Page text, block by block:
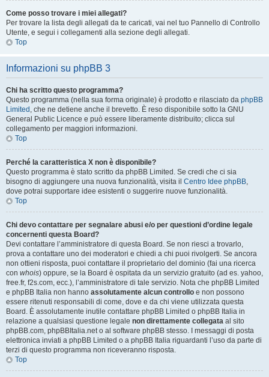
Come posso trovare i miei allegati?
Per trovare la lista degli allegati da te caricati, vai nel tuo Pannello di Controllo
Utente, e segui i collegamenti alla sezione degli allegati.
Top
Informazioni su phpBB 3
Chi ha scritto questo programma?
Questo programma (nella sua forma originale) è prodotto e rilasciato da phpBB
Limited , che ne detiene anche il brevetto. È reso disponibile sotto la GNU
General Public Licence e può essere liberamente distribuito; clicca sul
collegamento per maggiori informazioni.
Top
Perché la caratteristica X non è disponibile?
Questo programma è stato scritto da phpBB Limited. Se credi che ci sia
bisogno di aggiungere una nuova funzionalità, visita il Centro Idee phpBB,
dove potrai supportare idee esistenti o suggerire nuove funzionalità.
Top
Chi devo contattare per segnalare abusi e/o per questioni d’ordine legale
concernenti questa Board?
Devi contattare l’amministratore di questa Board. Se non riesci a trovarlo,
prova a contattare uno dei moderatori e chiedi a chi puoi rivolgerti. Se ancora
non ottieni risposta, puoi contattare il proprietario del dominio (fai una ricerca
con whois) oppure, se la Board è ospitata da un servizio gratuito (ad es. yahoo,
free.fr, f2s.com, ecc.), l’amministratore di tale servizio. Nota che phpBB Limited
e phpBB Italia non hanno assolutamente alcun controllo e non possono
essere ritenuti responsabili di come, dove e da chi viene utilizzata questa
Board. È assolutamente inutile contattare phpBB Limited o phpBB Italia in
relazione a qualsiasi questione legale non direttamente collegata al sito
phpBB.com, phpBBItalia.net o al software phpBB stesso. I messaggi di posta
elettronica inviati a phpBB Limited o a phpBB Italia riguardanti l’uso da parte di
terzi di questo programma non riceveranno risposta.
Top